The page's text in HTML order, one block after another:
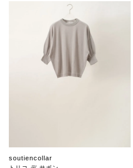
soutiencollar